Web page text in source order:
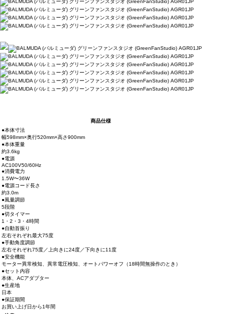
商品仕様
●本体寸法
幅598mm×奥行520mm×高さ900mm
●本体重量
約3.6kg
●電源
AC100V50/60Hz
●消費電力
1.5W〜36W
●電源コード長さ
約3.0m
●風量調節
5段階
●切タイマー
1・2・3・4時間
●自動首振り
左右それぞれ最大75度
●手動角度調節
左右それぞれ75度／上向きに24度／下向きに11度
●安全機能
モーター異常検知、異常電圧検知、オートパワーオフ（18時間無操作のとき）
●セット内容
本体、ACアダプター
●生産地
日本
●保証期間
お買い上げ日から1年間